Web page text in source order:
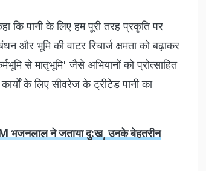
कि पानी के लिए हम पूरी तरह प्रकृति पर
और भूमि की वाटर रिचार्ज क्षमता को बढ़ाकर
से मातृभूमि' जैसे अभियानों को प्रोत्साहित
के लिए सीवरेज के ट्रीटेड पानी का
भजनलाल ने जताया दु:ख, उनके बेहतरीन